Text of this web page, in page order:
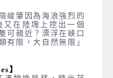
峻肇因為海浪強烈的
在陸塊上挖出一個
可親近？漂浮在峽口
有限，大自然無限」
】